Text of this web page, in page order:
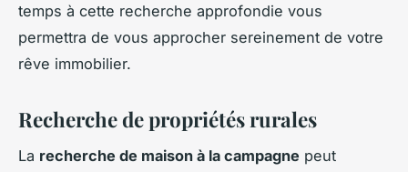
temps à cette recherche approfondie vous
permettra de vous approcher sereinement de votre
rêve immobilier.
Recherche de propriétés rurales
La recherche de maison à la campagne peut